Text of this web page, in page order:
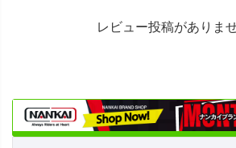
レビュー投稿がありませ